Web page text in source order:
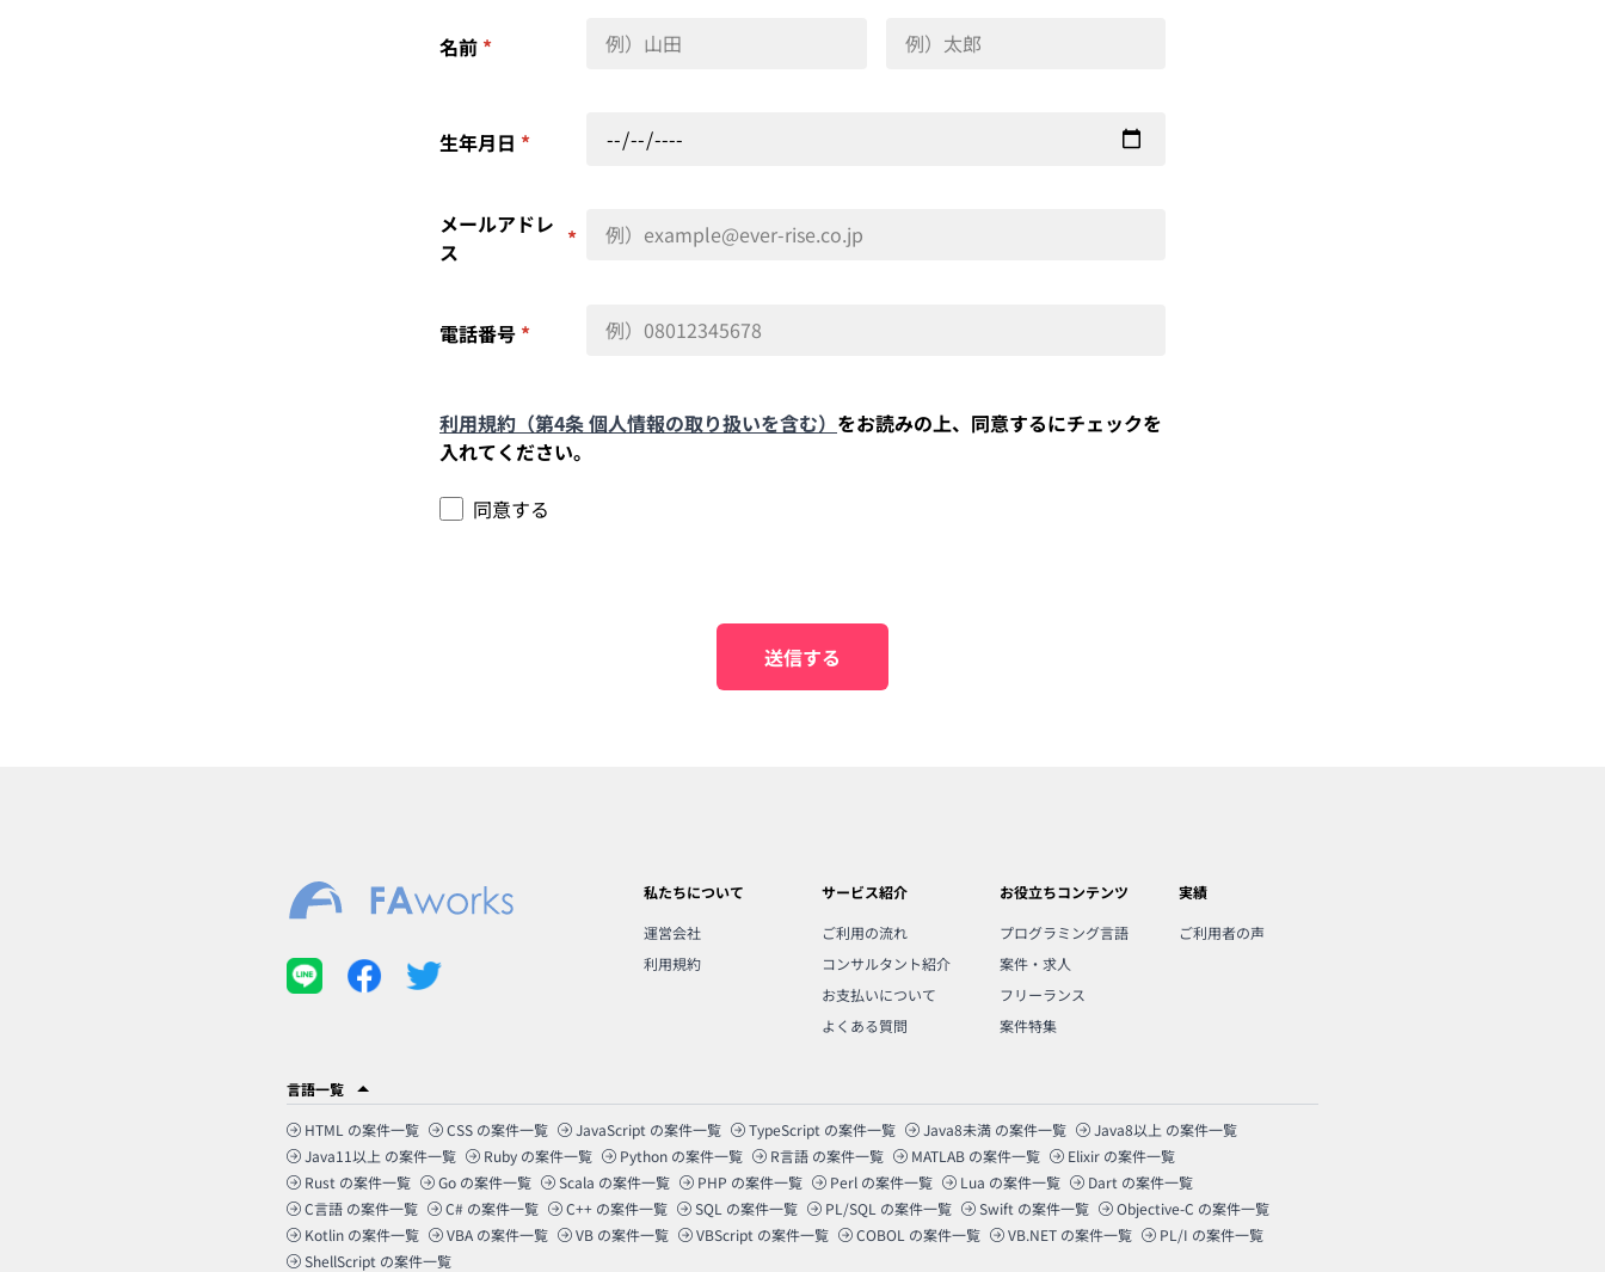
名前 *
生年月日 *
メールアドレ
ス
*
電話番号 *
利用規約（第4条 個人情報の取り扱いを含む） をお読みの上、同意するにチェックを
入れてください。
同意する
送信する
私たちについて
運営会社
利用規約
サービス紹介
ご利用の流れ
コンサルタント紹介
お支払いについて
よくある質問
お役立ちコンテンツ
プログラミング言語
案件・求人
フリーランス
案件特集
実績
ご利用者の声
言語一覧
HTML の案件一覧 CSS の案件一覧 JavaScript の案件一覧 TypeScript の案件一覧 Java8未満 の案件一覧 Java8以上 の案件一覧
Java11以上 の案件一覧 Ruby の案件一覧 Python の案件一覧 R言語 の案件一覧 MATLAB の案件一覧 Elixir の案件一覧
Rust の案件一覧 Go の案件一覧 Scala の案件一覧 PHP の案件一覧 Perl の案件一覧 Lua の案件一覧 Dart の案件一覧
C言語 の案件一覧 C# の案件一覧 C++ の案件一覧 SQL の案件一覧 PL/SQL の案件一覧 Swift の案件一覧 Objective-C の案件一覧
Kotlin の案件一覧 VBA の案件一覧 VB の案件一覧 VBScript の案件一覧 COBOL の案件一覧 VB.NET の案件一覧 PL/I の案件一覧
ShellScript の案件一覧